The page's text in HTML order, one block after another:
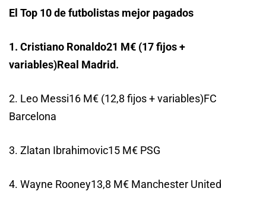
El Top 10 de futbolistas mejor pagados
1. Cristiano Ronaldo21 M€ (17 fijos +
variables)Real Madrid.
2. Leo Messi16 M€ (12,8 fijos + variables)FC
Barcelona
3. Zlatan Ibrahimovic15 M€ PSG
4. Wayne Rooney13,8 M€ Manchester United